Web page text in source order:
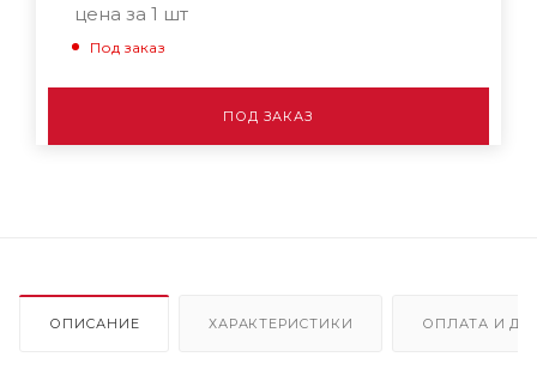
цена за 1 шт
Под заказ
ПОД ЗАКАЗ
ОПИСАНИЕ ХАРАКТЕРИСТИКИ ОПЛАТА И